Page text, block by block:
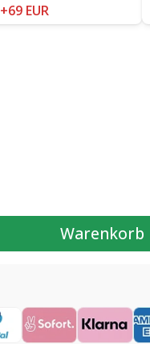
+69 EUR
Warenkorb